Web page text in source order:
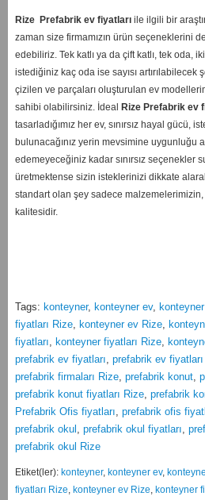
RizePrefabrik ev fiyatlarıile ilgili bir
zaman size firmamızın ürün seçeneklerini
edebiliriz. Tek katlı ya da çift katlı, tek oda,
istediğiniz kaç oda ise sayısı artırılabilecek
çizilen ve parçaları oluşturulan ev
sahibi olabilirsiniz. İdeal RizePrefabrik ev
tasarladığımız her ev, sınırsız hayal gücü,
bulunacağınız yerin mevsimine uygunluğu
edemeyeceğiniz kadar sınırsız seçenekler
üretmektense sizin isteklerinizi dikkate
standart olan şey sadece
kalitesidir.
Tags: konteyner, konteyner ev,
fiyatları Rize, konteyner ev Rize,
fiyatları, konteyner fiyatları Rize,
prefabrik ev fiyatları, prefabrik ev
prefabrik firmaları Rize, prefabrik konut,
prefabrik konut fiyatları Rize, prefabrik
Prefabrik Ofis fiyatları, prefabrik ofis
prefabrik okul , prefabrik okul fiyatları,
prefabrik okul Rize
Etiket(ler): konteyner, konteyner ev,
fiyatları Rize, konteyner ev Rize, konteyner